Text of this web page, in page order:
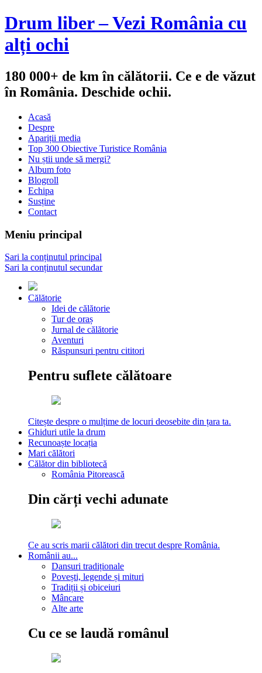
Drum liber – Vezi România cu
alți ochi
180 000+ de km în călătorii. Ce e de văzut
în România. Deschide ochii.
Acasă
Despre
Apariții media
Top 300 Obiective Turistice România
Nu știi unde să mergi?
Album foto
Blogroll
Echipa
Susține
Contact
Meniu principal
Sari la conținutul principal
Sari la conținutul secundar
Călătorie
Idei de călătorie
Tur de oraș
Jurnal de călătorie
Aventuri
Răspunsuri pentru cititori
Pentru suflete călătoare
Citește despre o mulțime de locuri deosebite din țara ta.
Ghiduri utile la drum
Recunoaște locația
Mari călători
Călător din bibliotecă
România Pitorească
Din cărți vechi adunate
Ce au scris marii călători din trecut despre România.
Românii au...
Dansuri tradiționale
Povești, legende și mituri
Tradiții și obiceiuri
Mâncare
Alte arte
Cu ce se laudă românul